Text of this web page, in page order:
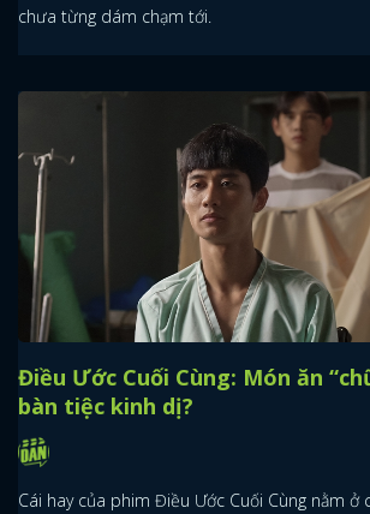
chưa từng dám chạm tới.
Điều Ước Cuối Cùng: Món ăn
bàn tiệc kinh dị?
Cái hay của phim Điều Ước Cuối Cùng nằm ở